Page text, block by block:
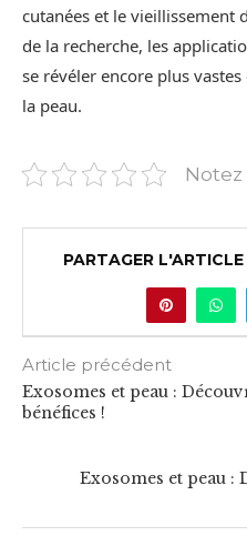
cutanées et le vieillissement
de la recherche, les
se révéler encore plus
la peau.
PARTAGER L'ARTICLE
Article précédent
Exosomes et peau :
bénéfices !
Exosomes et peau :